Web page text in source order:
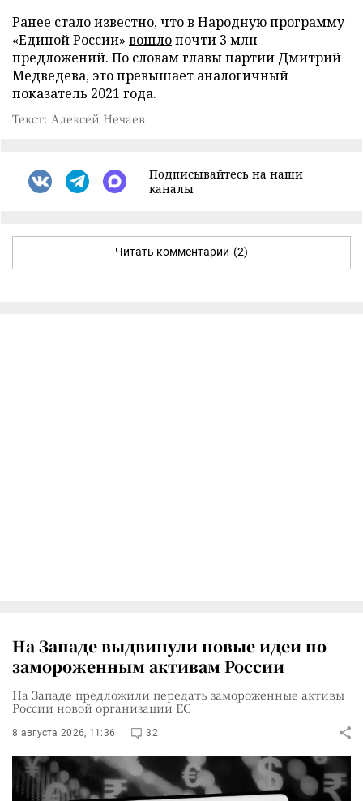
Ранее стало известно, что в Народную программу
«Единой России» вошлопочти 3 млн
предложений. По словам главы партии Дмитрий
Медведева, это превышает аналогичный
показатель 2021 года.
Текст: Алексей Нечаев
Подписывайтесь на наши
каналы
Читать комментарии (2)
На Западе выдвинули новые идеи по
замороженным активам России
На Западе предложили передать замороженные активы
России новой организации ЕС
8 августа 2026, 11:36 32